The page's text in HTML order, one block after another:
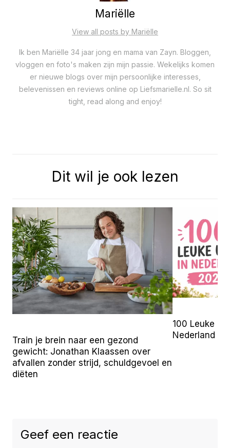
Mariëlle
View all posts by Mariëlle
Ik ben Mariëlle 34 jaar jong en mama van Zayn. Bloggen,
vloggen en foto's maken zijn mijn passie. Wekelijks komen
er nieuwe blogs over mijn persoonlijke interesses,
belevenissen en reviews online op Liefsmarielle.nl. So sit
tight, read along and enjoy!
Dit wil je ook lezen
Train je brein naar een gezond
gewicht: Jonathan Klaassen over
afvallen zonder strijd, schuldgevoel en
diëten
100 Leuke
Nederland
Geef een reactie